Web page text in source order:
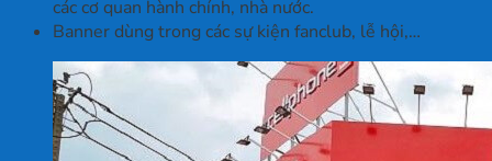
các cơ quan hành chính, nhà nước.
Banner dùng trong các sự kiện fanclub, lễ hội,…